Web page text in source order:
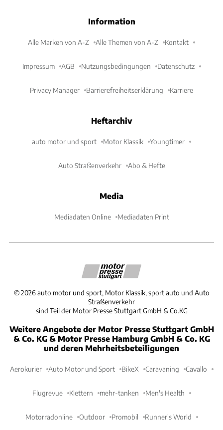
Information
Alle Marken von A-Z Alle Themen von A-Z Kontakt
Impressum AGB Nutzungsbedingungen Datenschutz
Privacy Manager Barrierefreiheitserklärung Karriere
Heftarchiv
auto motor und sport Motor Klassik Youngtimer
Auto Straßenverkehr Abo & Hefte
Media
Mediadaten Online Mediadaten Print
©2026 auto motor und sport, Motor Klassik, sport auto und Auto
Straßenverkehr
sind Teil der Motor Presse Stuttgart GmbH & Co.KG
Weitere Angebote der Motor Presse Stuttgart GmbH
& Co. KG & Motor Presse Hamburg GmbH & Co. KG
und deren Mehrheitsbeteiligungen
Aerokurier Auto Motor und Sport BikeX Caravaning Cavallo
Flugrevue Klettern mehr-tanken Men's Health
Motorradonline Outdoor Promobil Runner's World